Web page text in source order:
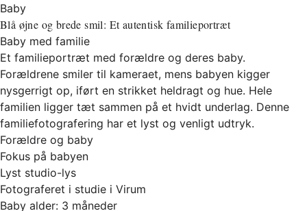
Baby
Blå øjne og brede smil: Et autentisk familieportræt
Baby med familie
Et familieportræt med forældre og deres baby.
Forældrene smiler til kameraet, mens babyen kigger
nysgerrigt op, iført en strikket heldragt og hue. Hele
familien ligger tæt sammen på et hvidt underlag. Denne
familiefotografering har et lyst og venligt udtryk.
Forældre og baby
Fokus på babyen
Lyst studio-lys
Fotograferet i studie i Virum
Baby alder: 3 måneder